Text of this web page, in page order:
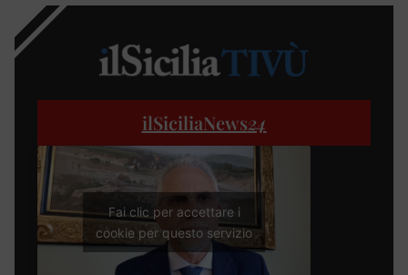
ilSiciliaNews24
Fai clic per accettare i
cookie per questo servizio